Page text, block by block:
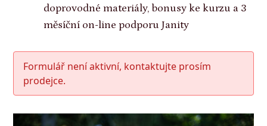
doprovodné materiály, bonusy ke kurzu a 3
měsíční on-line podporu Janity
Formulář není aktivní, kontaktujte prosím
prodejce.